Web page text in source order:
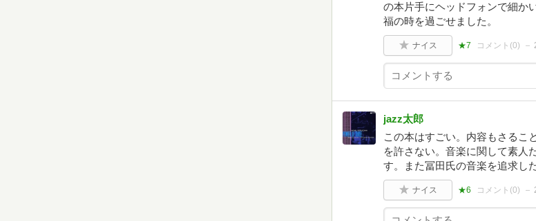
の本片手にヘッドフォンで細か
福の時を過ごせました。
ナイス ★7 コメント(0)
jazz太郎
この本はすごい。内容もさるこ
を許さない。音楽に関して素人
す。また冨田氏の音楽を追求した
ナイス ★6 コメント(0)